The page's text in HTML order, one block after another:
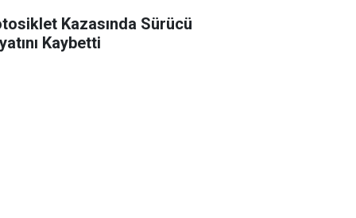
Kazasında Sürücü
Kaybetti